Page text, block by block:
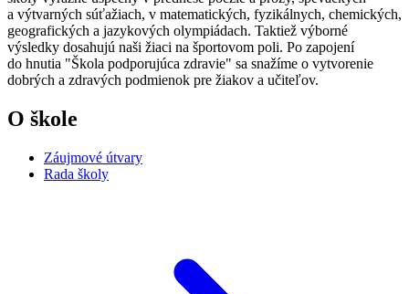
a výtvarných súťažiach, v matematických, fyzikálnych, chemických,
geografických a jazykových olympiádach. Taktiež výborné
výsledky dosahujú naši žiaci na športovom poli. Po zapojení
do hnutia "Škola podporujúca zdravie" sa snažíme o vytvorenie
dobrých a zdravých podmienok pre žiakov a učiteľov.
O škole
Záujmové útvary
Rada školy